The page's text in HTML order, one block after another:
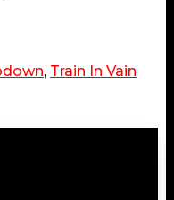
, Train In Vain